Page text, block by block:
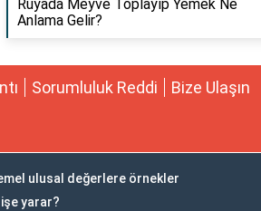
Rüyada Meyve Toplayıp Yemek Ne
Anlama Gelir?
Sorumluluk Reddi Bize Ulaşın
ulusal değerlere örnekler
yarar?